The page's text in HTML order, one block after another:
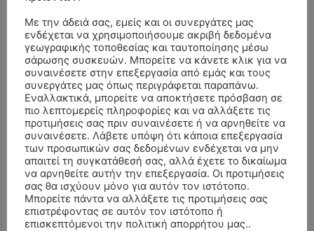
- Advertisment -
Με την άδειά σας, εμείς και οι συνεργάτες μας
ενδέχεται να χρησιμοποιήσουμε ακριβή δεδομένα
γεωγραφικής τοποθεσίας και ταυτοποίησης μέσω
σάρωσης συσκευών. Μπορείτε να κάνετε κλικ για να
συναινέσετε στην επεξεργασία από εμάς και τους
συνεργάτες μας όπως περιγράφεται παραπάνω.
Εναλλακτικά, μπορείτε να αποκτήσετε πρόσβαση σε
πιο λεπτομερείς πληροφορίες και να αλλάξετε τις
προτιμήσεις σας πριν συναινέσετε ή να αρνηθείτε να
συναινέσετε. Λάβετε υπόψη ότι κάποια επεξεργασία
των προσωπικών σας δεδομένων ενδέχεται να μην
απαιτεί τη συγκατάθεσή σας, αλλά έχετε το δικαίωμα
να αρνηθείτε αυτήν την επεξεργασία. Οι προτιμήσεις
σας θα ισχύουν μόνο για αυτόν τον ιστότοπο.
Μπορείτε πάντα να αλλάξετε τις προτιμήσεις σας
επιστρέφοντας σε αυτόν τον ιστότοπο ή
επισκεπτόμενοι την πολιτική απορρήτου μας..